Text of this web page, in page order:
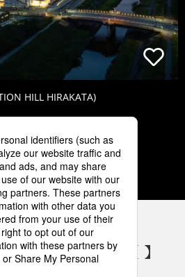
HILL HIRAKATA)
3 4 5
気設備 SNSアカウント